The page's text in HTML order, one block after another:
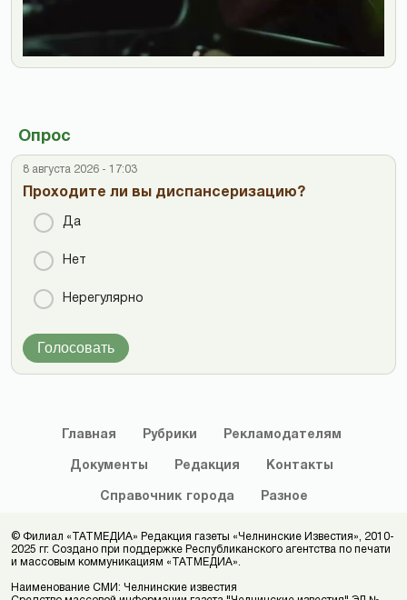
Опрос
8 августа 2026 - 17:03
Проходите ли вы диспансеризацию?
Да
Нет
Нерегулярно
Голосовать
Главная Рубрики Рекламодателям
Документы Редакция Контакты
Справочник города Разное
© Филиал «ТАТМЕДИА» Редакция газеты «Челнинские Известия», 2010-
2025 гг. Создано при поддержке Республиканского агентства по печати
и массовым коммуникациям «ТАТМЕДИА».
Наименование СМИ: Челнинские известия